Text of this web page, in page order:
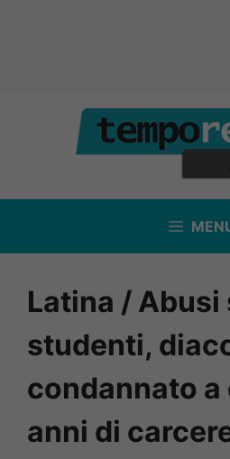
contenuto
Latina / Abusi
studenti,
condannato a
anni di